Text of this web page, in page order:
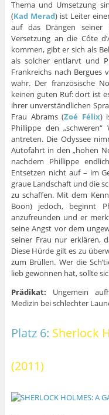
Thema und Umsetzung
(Kad Merad) ist Leiter
auf das Drängen
Versetzung an die Côte
kommen, gibt er sich als
als solcher entlarvt und
Frankreichs nach Bergues
wahr. Der französische
keinen guten Ruf: dort ist
ihrer unverständlichen
Frau Abrams (Zoé Félix)
Phillippe den
antreten. Die Odyssee
Autofahrt in den „hohen
nachdem Phillippe
Entsetzen nicht auf – im
graue Landschaft und die
zu schaffen. Mit dem
Boon) jedoch, beginnt
anzufreunden und er
seine Angst vor dem
seiner Frau nur erklären,
Diese Hürde gilt es zu
zum Brüllen. Wer die
lieb gewonnen hat, sollte
Prädikat: Ungemein
Medizin bei schlechter
Platz 6: Sherlock
(2011)